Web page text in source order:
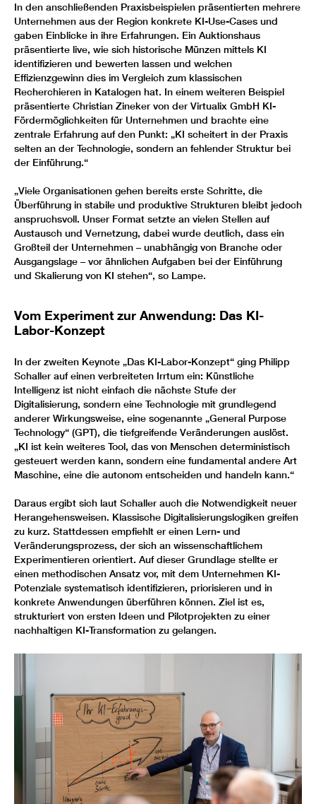
In den anschließenden Praxisbeispielen präsentierten mehrere
Unternehmen aus der Region konkrete KI-Use-Cases und
gaben Einblicke in ihre Erfahrungen. Ein Auktionshaus
präsentierte live, wie sich historische Münzen mittels KI
identifizieren und bewerten lassen und welchen
Effizienzgewinn dies im Vergleich zum klassischen
Recherchieren in Katalogen hat. In einem weiteren Beispiel
präsentierte Christian Zineker von der Virtualix GmbH KI-
Fördermöglichkeiten für Unternehmen und brachte eine
zentrale Erfahrung auf den Punkt: „KI scheitert in der Praxis
selten an der Technologie, sondern an fehlender Struktur bei
der Einführung.“
„Viele Organisationen gehen bereits erste Schritte, die
Überführung in stabile und produktive Strukturen bleibt jedoch
anspruchsvoll. Unser Format setzte an vielen Stellen auf
Austausch und Vernetzung, dabei wurde deutlich, dass ein
Großteil der Unternehmen – unabhängig von Branche oder
Ausgangslage – vor ähnlichen Aufgaben bei der Einführung
und Skalierung von KI stehen“, so Lampe.
Vom Experiment zur Anwendung: Das KI-
Labor-Konzept
In der zweiten Keynote „Das KI-Labor-Konzept“ ging Philipp
Schaller auf einen verbreiteten Irrtum ein: Künstliche
Intelligenz ist nicht einfach die nächste Stufe der
Digitalisierung, sondern eine Technologie mit grundlegend
anderer Wirkungsweise, eine sogenannte „General Purpose
Technology“ (GPT), die tiefgreifende Veränderungen auslöst.
„KI ist kein weiteres Tool, das von Menschen deterministisch
gesteuert werden kann, sondern eine fundamental andere Art
Maschine, eine die autonom entscheiden und handeln kann.“
Daraus ergibt sich laut Schaller auch die Notwendigkeit neuer
Herangehensweisen. Klassische Digitalisierungslogiken greifen
zu kurz. Stattdessen empfiehlt er einen Lern- und
Veränderungsprozess, der sich an wissenschaftlichem
Experimentieren orientiert. Auf dieser Grundlage stellte er
einen methodischen Ansatz vor, mit dem Unternehmen KI-
Potenziale systematisch identifizieren, priorisieren und in
konkrete Anwendungen überführen können. Ziel ist es,
strukturiert von ersten Ideen und Pilotprojekten zu einer
nachhaltigen KI-Transformation zu gelangen.